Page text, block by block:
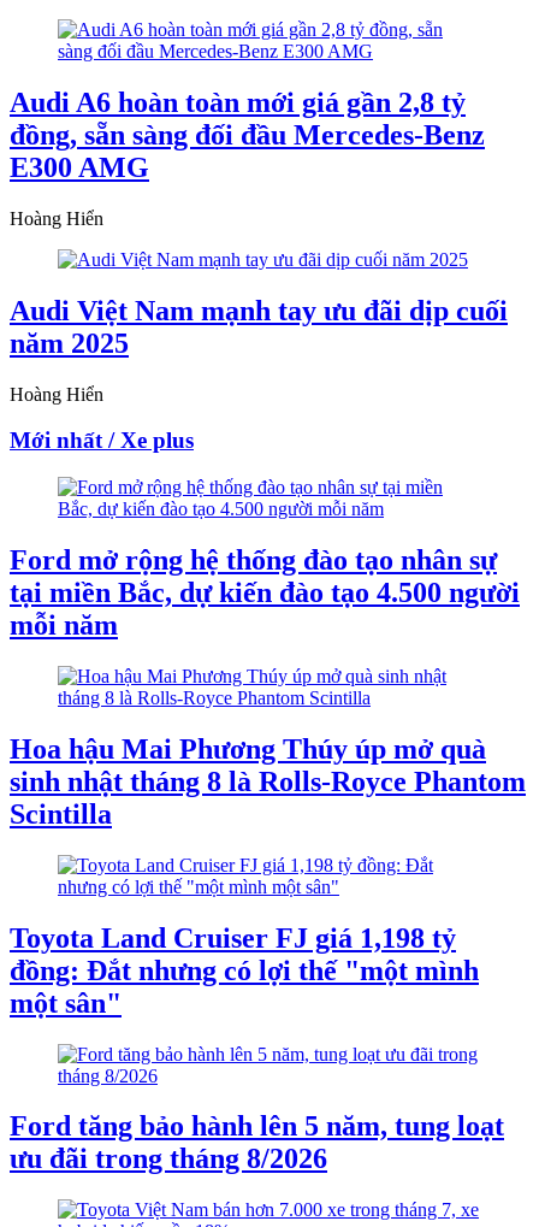
Audi A6 hoàn toàn mới giá gần 2,8 tỷ
đồng, sẵn sàng đối đầu Mercedes-Benz
E300 AMG
Hoàng Hiển
Audi Việt Nam mạnh tay ưu đãi dịp cuối
năm 2025
Hoàng Hiển
Mới nhất / Xe plus
Ford mở rộng hệ thống đào tạo nhân sự
tại miền Bắc, dự kiến đào tạo 4.500 người
mỗi năm
Hoa hậu Mai Phương Thúy úp mở quà
sinh nhật tháng 8 là Rolls-Royce Phantom
Scintilla
Toyota Land Cruiser FJ giá 1,198 tỷ
đồng: Đắt nhưng có lợi thế "một mình
một sân"
Ford tăng bảo hành lên 5 năm, tung loạt
ưu đãi trong tháng 8/2026